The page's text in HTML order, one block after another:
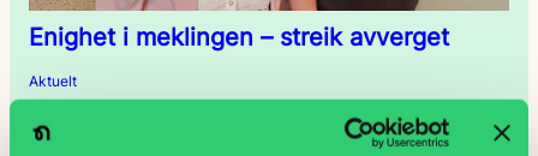
Enighet i meklingen – streik avverget
Aktuelt